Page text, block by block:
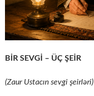
BİR SEVGİ – ÜÇ ŞEİR
(Zaur Ustacın sevgi şeirləri)